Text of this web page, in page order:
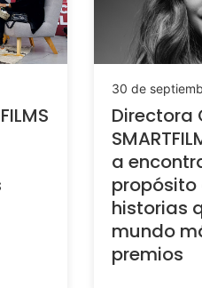
30 de
Directora
a
historias
mundo
premios